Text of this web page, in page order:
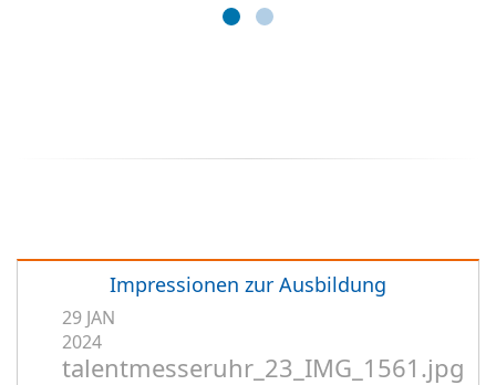
Impressionen zur Ausbildung
29 JAN
2024
talentmesseruhr_23_IMG_1561.jpg